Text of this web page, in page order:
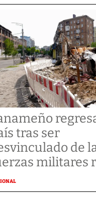
tras ser
de
militares